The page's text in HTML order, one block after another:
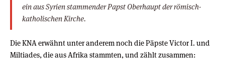
ein aus Syrien stammender Papst Oberhaupt der römisch-
katholischen Kirche.
Die KNA erwähnt unter anderem noch die Päpste Victor I. und
Miltiades, die aus Afrika stammten, und zählt zusammen: